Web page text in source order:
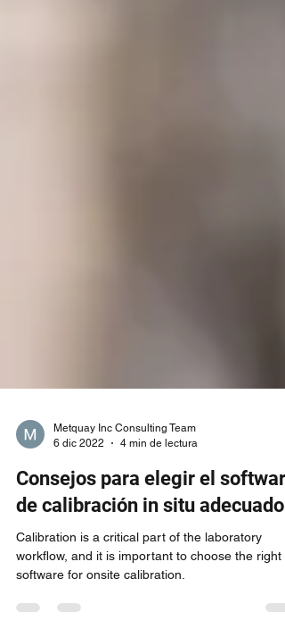
6 dic 2022
4 min de lectura
Consejos para elegir el software
de calibración in situ adecuado
Calibration is a critical part of the laboratory
software for onsite calibration.